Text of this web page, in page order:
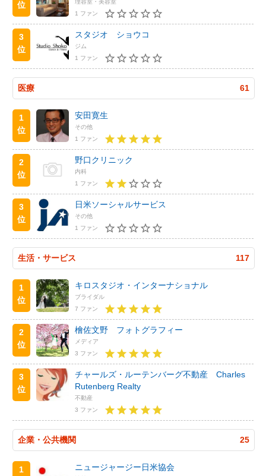
位
1 ファン
3
位
スタジオ ショウコ
ジム
1 ファン
医療 61
1
位
安田寛生
その他
1 ファン
2
位
野口クリニック
内科
1 ファン
3
位
日米ソーシャルサービス
その他
1 ファン
生活・サービス 117
1
位
キロスタジオ・インターナショナル
ブライダル
7 ファン
2
位
檜佐文野 フォトグラフィー
メディア
3 ファン
3
位
チャールズ・ルーテンバーグ不動産 Charles
Rutenberg Realty
不動産
3 ファン
企業・公共機関 25
1
ニュージャージー日米協会